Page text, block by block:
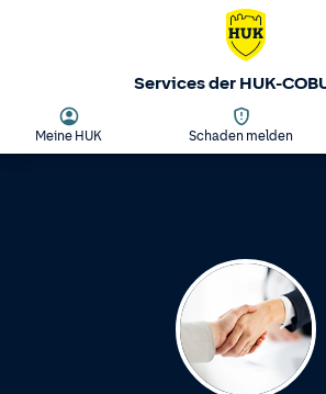
Services der HUK-
Meine HUK Schaden melden